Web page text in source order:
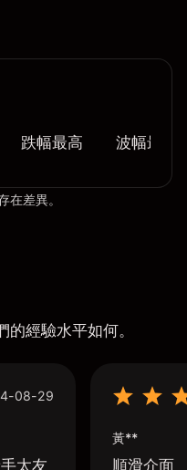
跌幅最高 波幅最大
在差異。
經驗水平如何。
08-29
太友
黃**
順滑介面